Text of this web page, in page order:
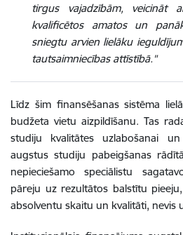
tirgus vajadzībām, veicināt
kvalificētos amatos un
sniegtu arvien lielāku
tautsaimniecības attīstībā."
Līdz šim finansēšanas sistēma
budžeta vietu aizpildīšanu. Tas
studiju kvalitātes uzlabošanai
augstus studiju pabeigšanas
nepieciešamo speciālistu
pāreju uz rezultātos balstītu
absolventu skaitu un kvalitāti, nevis